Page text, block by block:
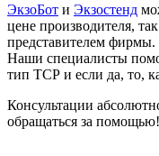
ЭкзоБот и Экзостенд
цене производителя,
представителем фирмы.
Наши специалисты
тип ТСР и если да, то,
Консультации
обращаться за помощью!